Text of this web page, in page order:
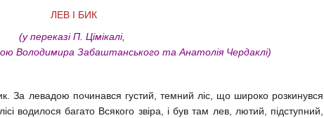
ЛЕВ І БИК
(у переказі П. Цімікалі,
Володимира Забаштанського та Анатолія Чердаклі)
За левадою починався густий, темний ліс, що широко розкинувся
водилося багато Всякого звіра, і був там лев, лютий, підступний,